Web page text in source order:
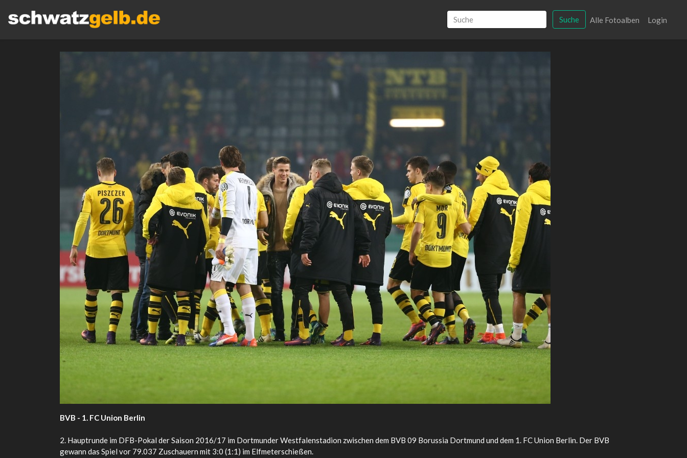
Suche Alle Fotoalben Login
BVB - 1. FC Union Berlin
2. Hauptrunde im DFB-Pokal der Saison 2016/17 im Dortmunder Westfalenstadion zwischen dem BVB 09 Borussia Dortmund und dem 1. FC Union Berlin. Der BVB
gewann das Spiel vor 79.037 Zuschauern mit 3:0 (1:1) im Elfmeterschießen.